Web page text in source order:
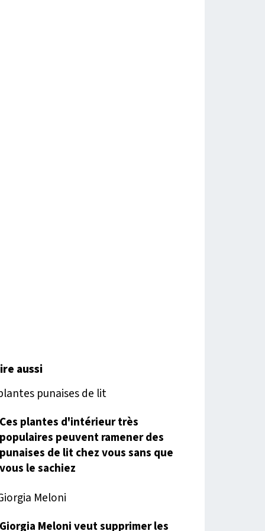
aussi
Ces plantes d'intérieur très
populaires peuvent ramener des
punaises de lit chez vous sans que
vous le sachiez
Giorgia Meloni veut supprimer les